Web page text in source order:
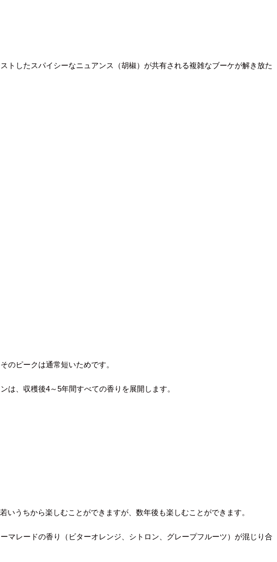
したスパイシーなニュアンス（胡椒）が共有される複雑なブーケが解き放た
のピークは通常短いためです。
、収穫後4～5年間すべての香りを展開します。
うちから楽しむことができますが、数年後も楽しむことができます。
レードの香り（ビターオレンジ、シトロン、グレープフルーツ）が混じり合